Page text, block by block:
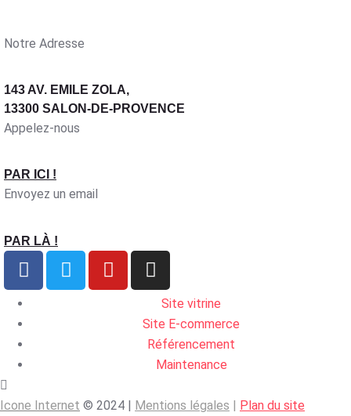
Notre Adresse
143 AV. EMILE ZOLA,
13300 SALON-DE-PROVENCE
Appelez-nous
PAR ICI !
Envoyez un email
PAR LÀ !
Site vitrine
Site E-commerce
Référencement
Maintenance
Icone Internet © 2024 | Mentions légales | Plan du site